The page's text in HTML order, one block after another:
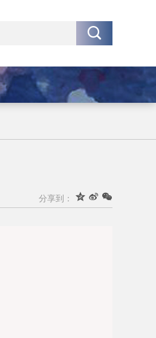

分享到：   